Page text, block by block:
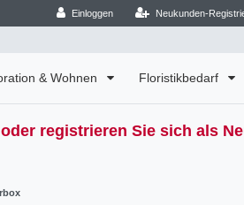
Einloggen Neukunden-
& Wohnen Floristikbedarf
registrieren Sie sich als